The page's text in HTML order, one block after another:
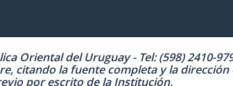
Oriental del Uruguay - Tel: (598) 2410-
citando la fuente completa y la
por escrito de la Institución.